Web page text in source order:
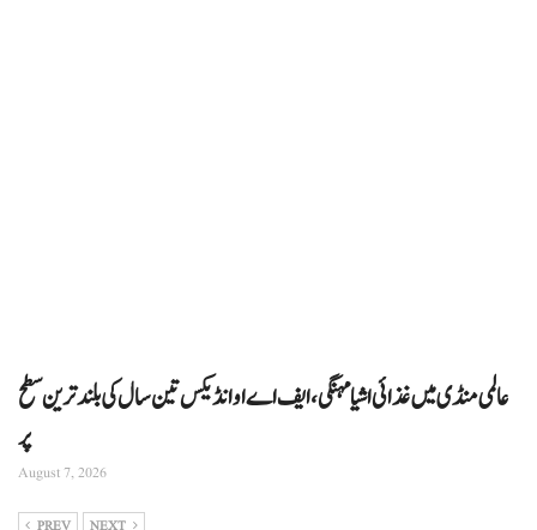
عالمی منڈی میں غذائی اشیا مہنگی، ایف اے او انڈیکس تین سال کی بلند ترین سطح
پر
August 7, 2026